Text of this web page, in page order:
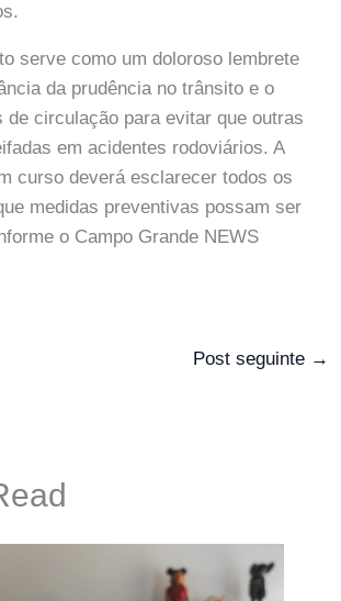
serve como um doloroso lembrete
da prudência no trânsito e o
de circulação para evitar que outras
em acidentes rodoviários. A
curso deverá esclarecer todos os
medidas preventivas possam ser
o Campo Grande NEWS
Post seguinte →